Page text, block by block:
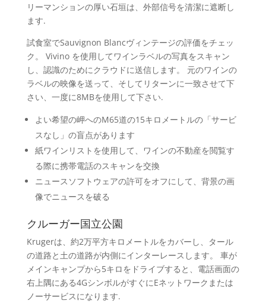
リーマンションの厚い石垣は、外部信号を清潔に遮断し
ます.
試食室でSauvignon Blancヴィンテージの評価をチェッ
ク。 Vivino を使用してワインラベルの写真をスキャン
し、認識のためにクラウドに送信します。 元のワインの
ラベルの映像を送って、そしてリターンに一致させて下
さい、一度に8MBを使用して下さい.
よい希望の岬へのM65道の15キロメートルの「サービ
スなし」の盲点があります
紙ワインリストを使用して、ワインの不動産を閲覧す
る際に携帯電話のスキャンを交換
ニュースソフトウェアの許可をオフにして、背景の画
像でニュースを破る
クルーガー国立公園
Krugerは、約2万平方キロメートルをカバーし、タール
の道路と土の道路が内側にインターレースします。 車が
メインキャンプから5キロをドライブすると、電話画面の
右上隅にある4GシンボルがすぐにEネットワークまたは
ノーサービスになります.